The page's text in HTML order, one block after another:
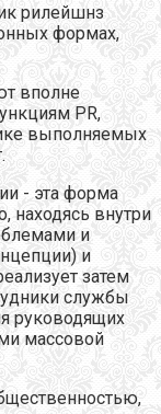
рилейшнз
формах,
вполне
PR,
выполняемых
- эта форма
находясь внутри
и
и
затем
службы
руководящих
массовой